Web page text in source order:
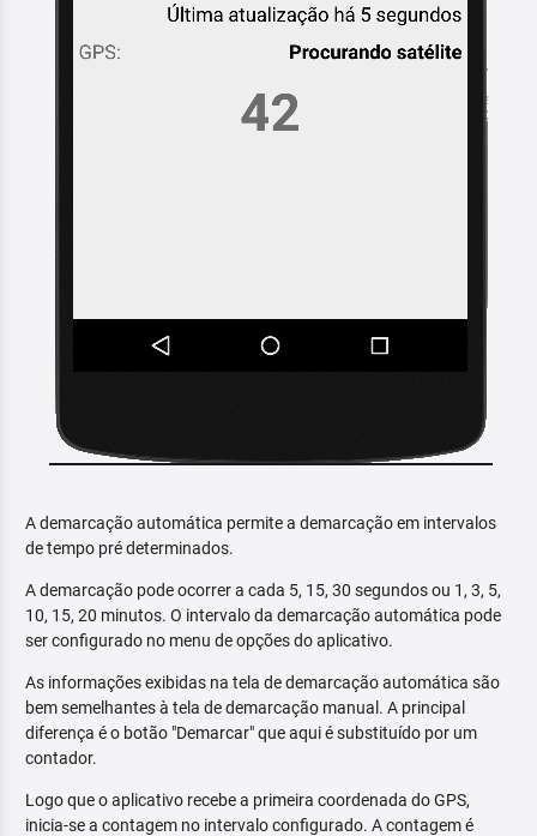
A demarcação automática permite a demarcação em intervalos
de tempo pré determinados.
A demarcação pode ocorrer a cada 5, 15, 30 segundos ou 1, 3, 5,
10, 15, 20 minutos. O intervalo da demarcação automática pode
ser configurado no menu de opções do aplicativo.
As informações exibidas na tela de demarcação automática são
bem semelhantes à tela de demarcação manual. A principal
diferença é o botão "Demarcar" que aqui é substituído por um
contador.
Logo que o aplicativo recebe a primeira coordenada do GPS,
inicia-se a contagem no intervalo configurado. A contagem é